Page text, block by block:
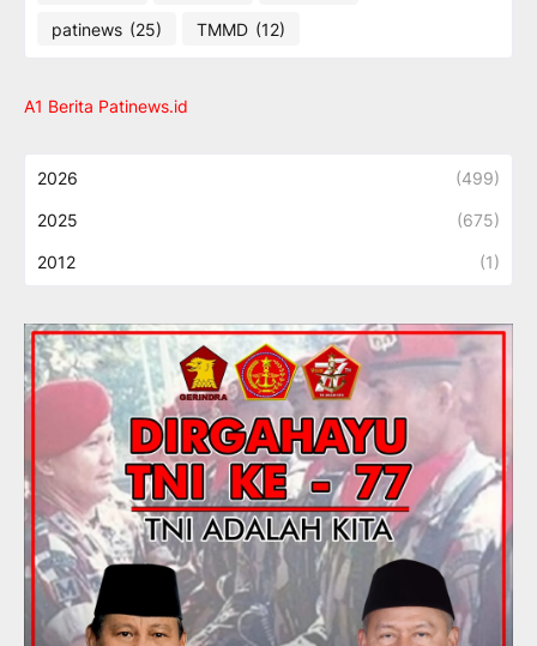
patinews (25) TMMD (12)
A1 Berita Patinews.id
2026 (499)
2025 (675)
2012 (1)